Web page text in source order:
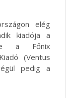
elég
kiadója a
a Főnix
(Ventus
pedig a